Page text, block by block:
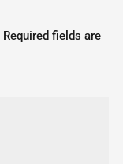
Required fields are